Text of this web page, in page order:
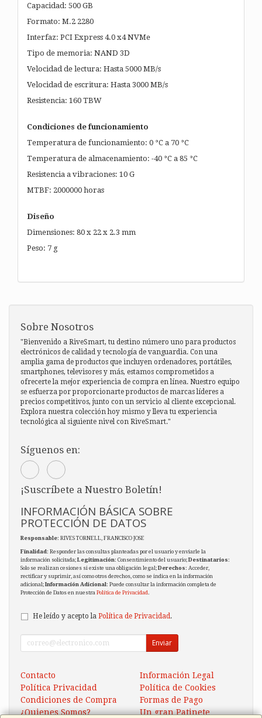
Capacidad: 500 GB
Formato: M.2 2280
Interfaz: PCI Express 4.0 x4 NVMe
Tipo de memoria: NAND 3D
Velocidad de lectura: Hasta 5000 MB/s
Velocidad de escritura: Hasta 3000 MB/s
Resistencia: 160 TBW
Condiciones de funcionamiento
Temperatura de funcionamiento: 0 °C a 70 °C
Temperatura de almacenamiento: -40 °C a 85 °C
Resistencia a vibraciones: 10 G
MTBF: 2000000 horas
Diseño
Dimensiones: 80 x 22 x 2.3 mm
Peso: 7 g
Sobre Nosotros
"Bienvenido a RiveSmart, tu destino número uno para productos
electrónicos de calidad y tecnología de vanguardia. Con una
amplia gama de productos que incluyen ordenadores, portátiles,
smartphones, televisores y más, estamos comprometidos a
ofrecerte la mejor experiencia de compra en línea. Nuestro equipo
se esfuerza por proporcionarte productos de marcas líderes a
precios competitivos, junto con un servicio al cliente excepcional.
Explora nuestra colección hoy mismo y lleva tu experiencia
tecnológica al siguiente nivel con RiveSmart."
Síguenos en:
¡Suscríbete a Nuestro Boletín!
INFORMACIÓN BÁSICA SOBRE
PROTECCIÓN DE DATOS
Responsable: RIVES TORNELL, FRANCISCO JOSE
Finalidad: Responder las consultas planteadas por el usuario y enviarle la
información solicitada;Legitimación: Consentimiento del usuario;Destinatarios:
Solo se realizan cesiones si existe una obligación legal;Derechos: Acceder,
rectificar y suprimir, así como otros derechos, como se indica en la información
adicional;Información Adicional: Puede consultar la información completa de
Protección de Datos en nuestra Política de Privacidad.
He leído y acepto la Política de Privacidad .
Enviar
Contacto
Información Legal
Política Privacidad
Política de Cookies
Condiciones de Compra
Formas de Pago
¿Quienes Somos?
Un gran Patinete